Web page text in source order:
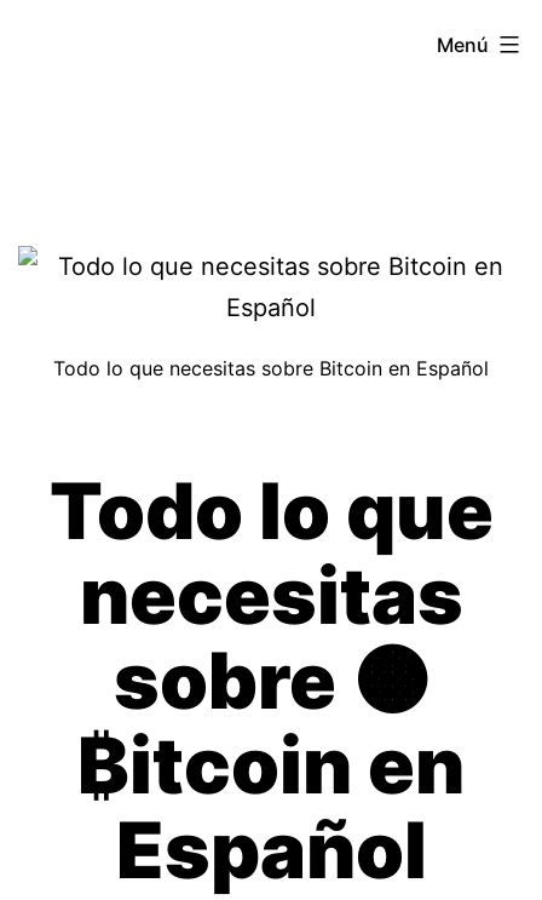
VEINTIUNOMenú
Todo lo que necesitas sobre Bitcoin en Español
Todo lo que
necesitas
sobre 🟠
₿itcoin en
Español